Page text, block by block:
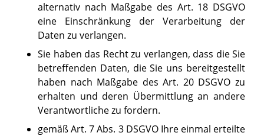
alternativ nach Maßgabe des Art. 18 DSGVO
eine Einschränkung der Verarbeitung der
Daten zu verlangen.
Sie haben das Recht zu verlangen, dass die Sie
betreffenden Daten, die Sie uns bereitgestellt
haben nach Maßgabe des Art. 20 DSGVO zu
erhalten und deren Übermittlung an andere
Verantwortliche zu fordern.
gemäß Art. 7 Abs. 3 DSGVO Ihre einmal erteilte